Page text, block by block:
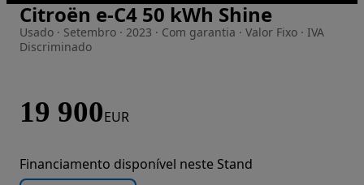
Imagem 1 de 32
Citroën e-C4 50 kWh Shine
Usado · Setembro · 2023 · Com garantia · Valor Fixo · IVA
Discriminado
19 900EUR
Financiamento disponível neste Stand